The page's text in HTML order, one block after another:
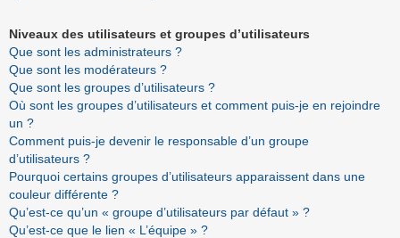
Niveaux des utilisateurs et groupes d’utilisateurs
Que sont les administrateurs ?
Que sont les modérateurs ?
Que sont les groupes d’utilisateurs ?
Où sont les groupes d’utilisateurs et comment puis-je en rejoindre
un ?
Comment puis-je devenir le responsable d’un groupe
d’utilisateurs ?
Pourquoi certains groupes d’utilisateurs apparaissent dans une
couleur différente ?
Qu’est-ce qu’un « groupe d’utilisateurs par défaut » ?
Qu’est-ce que le lien « L’équipe » ?